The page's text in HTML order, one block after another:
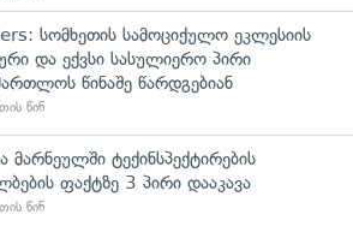
სომხეთის სამოციქულო ეკლესიის
და ექვსი სასულიერო პირი
წინაშე წარდგებიან
წინ
მარნეულში ტექინსპექტირების
ფაქტზე 3 პირი დააკავა
წინ